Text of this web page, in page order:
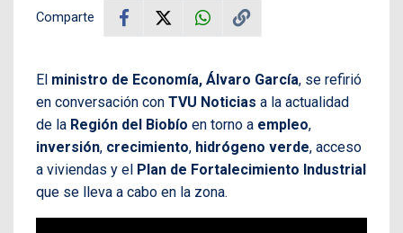
Comparte
El ministro de Economía, Álvaro García, se refirió
en conversación con TVU Noticias a la actualidad
de la Región del Biobío en torno a empleo,
inversión, crecimiento, hidrógeno verde, acceso
a viviendas y el Plan de Fortalecimiento Industrial
que se lleva a cabo en la zona.